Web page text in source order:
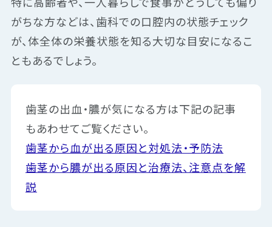
がちな方などは、歯科での口腔内の状態チェック
が、体全体の栄養状態を知る大切な目安になるこ
ともあるでしょう。
歯茎の出血・膿が気になる方は下記の記事
もあわせてご覧ください。
歯茎から血が出る原因と対処法・予防法
歯茎から膿が出る原因と治療法、注意点を解
説